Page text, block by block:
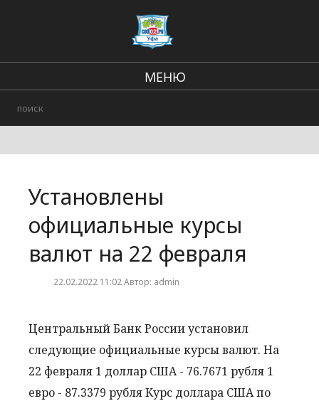
МЕНЮ
Городские события
Установлены
официальные курсы
валют на 22 февраля
22.02.2022 11:02 Автор: admin
Центральный Банк России установил
следующие официальные курсы валют. На
22 февраля 1 доллар США - 76.7671 рубля 1
евро - 87.3379 рубля Курс доллара США по